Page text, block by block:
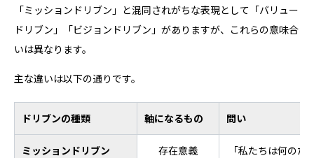
「ミッションドリブン」と混同されがちな表現として「バリュー
ドリブン」「ビジョンドリブン」がありますが、これらの意味合
いは異なります。
主な違いは以下の通りです。
ドリブンの種類 軸になるもの 問い
ミッションドリブン 存在意義
「私たちは何のた